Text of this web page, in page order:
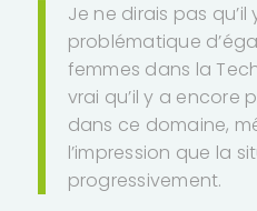
Je ne dirais pas
problématique
femmes dans la
vrai qu’il y a encore
dans ce domaine,
l’impression que la
progressivement.